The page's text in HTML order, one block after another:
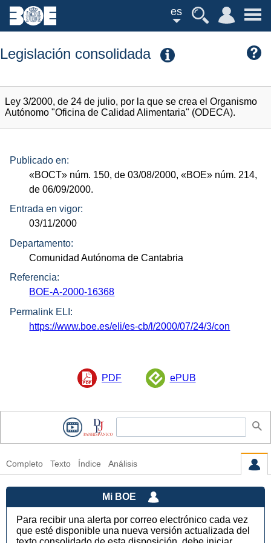
es
Legislación consolidada
Ley 3/2000, de 24 de julio, por la que se crea el Organismo
Autónomo "Oficina de Calidad Alimentaria" (ODECA).
Publicado en:
«BOCT» núm. 150, de 03/08/2000,«BOE» núm. 214,
de 06/09/2000.
Entrada en vigor:
03/11/2000
Departamento:
Comunidad Autónoma de Cantabria
Referencia:
BOE-A-2000-16368
Permalink ELI:
https://www.boe.es/eli/es-cb/l/2000/07/24/3/con
PDF ePUB
Completo Texto Índice Análisis
Mi BOE
Para recibir una alerta por correo electrónico cada vez
que esté disponible una nueva versión actualizada del